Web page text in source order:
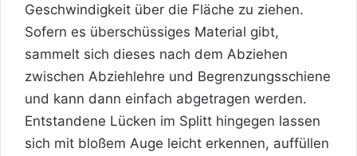
Geschwindigkeit über die Fläche zu ziehen.
Sofern es überschüssiges Material gibt,
sammelt sich dieses nach dem Abziehen
zwischen Abziehlehre und Begrenzungsschiene
und kann dann einfach abgetragen werden.
Entstandene Lücken im Splitt hingegen lassen
sich mit bloßem Auge leicht erkennen, auffüllen